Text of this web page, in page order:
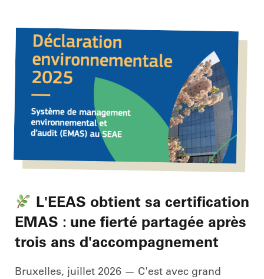
L'EEAS obtient sa certification
EMAS : une fierté partagée après
trois ans d'accompagnement
Bruxelles, juillet 2026 — C'est avec grand